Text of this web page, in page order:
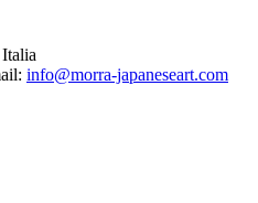
info@morra-japaneseart.com